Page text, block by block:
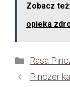
Zobacz
opieka
Kategorie
Rasa
Pinczer